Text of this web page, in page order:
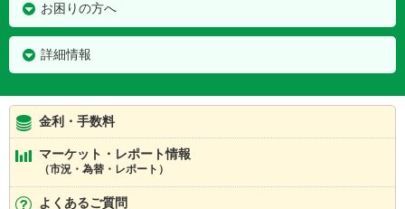
お困りの方へ
詳細情報
金利・手数料
マーケット・レポート情報
（市況・為替・レポート）
よくあるご質問